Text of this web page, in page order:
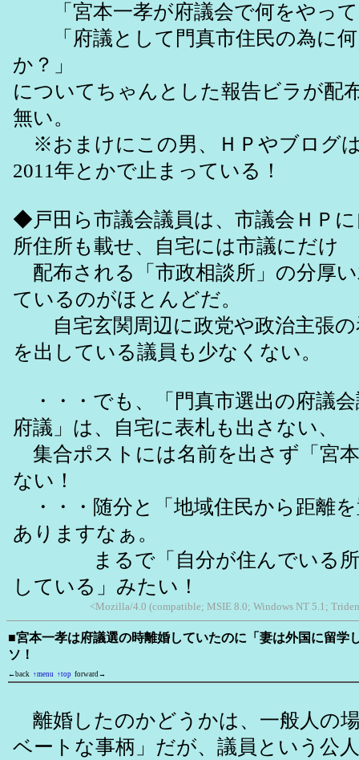
「宮本一孝が府議会で何をやって
「府議として門真市住民の為に何
か？」
についてちゃんとした報告ビラが配
無い。
※おまけにこの男、ＨＰやブログ
2011年とかで止まっている！
◆戸田ら市議会議員は、市議会ＨＰ
所住所も載せ、自宅には市議にだけ
配布される「市政相談所」の分厚
ているのがほとんどだ。
自宅玄関周辺に政党や政治主張の
を出している議員も少なくない。
・・・でも、「門真市選出の府議
府議」は、自宅に表札も出さない、
集合ポストには名前を出さず「宮
ない！
・・・随分と「地域住民から距離
ありますなぁ。
まるで「自分が住んでいる所
している」みたい！
<Mozilla/4.0 (compatible; MSIE 8.0; Windows NT 5.1;
■宮本一孝は府議選の時離婚していたのに「妻は外国に留学
ソ！
←back ↑menu ↑top forward→
離婚したのかどうかは、一般人の
ベートな事柄」だが、議員という公